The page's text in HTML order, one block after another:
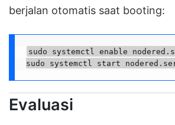
berjalan otomatis saat booting:
sudo systemctl enable
sudo systemctl start
Evaluasi